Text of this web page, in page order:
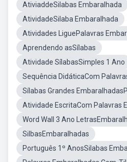
AtiviaddeSilabas Embaralhada
AtividadeSilaba Embaralhada
Atividades LiguePalavras
Aprendendo asSílabas
Atividade SílabasSimples 1 Ano
Sequência DidáticaCom
Sílabas Grandes
Atividade EscritaCom Palavras
Word Wall 3 Ano
SilbasEmbaralhadas
Português 1º AnosSilabas